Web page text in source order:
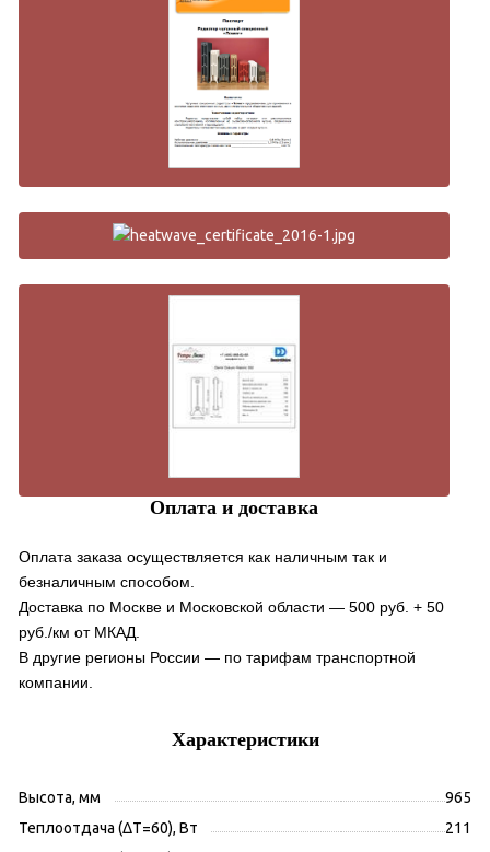
Оплата и доставка
Оплата заказа осуществляется как наличным так и
безналичным способом.
Доставка по Москве и Московской области — 500 руб. + 50
руб./км от МКАД.
В другие регионы России — по тарифам транспортной
компании.
Характеристики
Высота, мм
965
Теплоотдача (ΔT=60), Вт
211